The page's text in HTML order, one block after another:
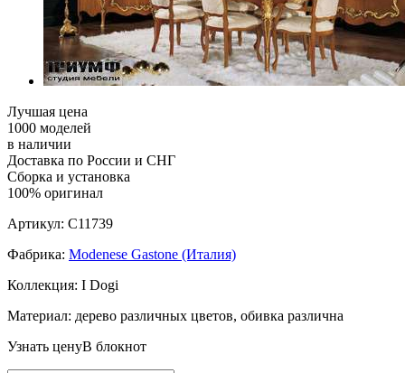
Лучшая цена
1000 моделей
в наличии
Доставка по России и СНГ
Сборка и установка
100% оригинал
Артикул: C11739
Фабрика: Modenese Gastone (Италия)
Коллекция: I Dogi
Материал: дерево различных цветов, обивка различна
Узнать ценуВ блокнот